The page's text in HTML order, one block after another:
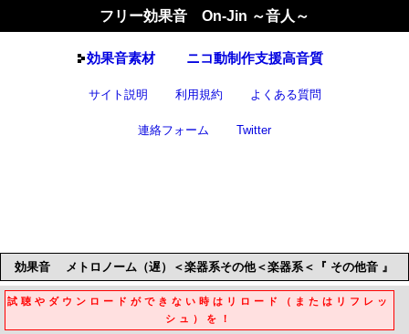
フリー効果音 On-Jin ～音人～
効果音素材 ニコ動制作支援高音質
サイト説明 利用規約 よくある質問
連絡フォーム Twitter
効果音 メトロノーム（遅）＜楽器系その他＜楽器系＜『 その他音 』
試聴やダウンロードができない時はリロード（またはリフレッ
シュ）を！